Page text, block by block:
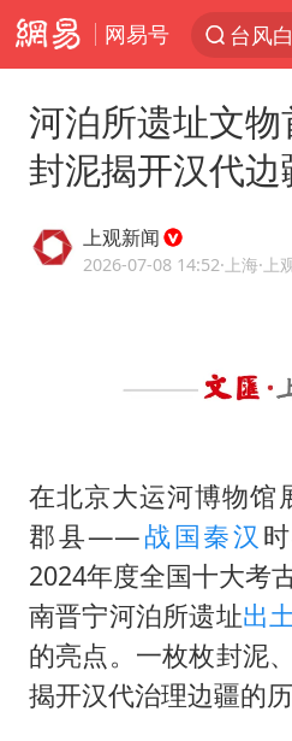
网易号
台风
浙江
四川
多所
张本
河泊所遗址文
封泥揭开汉代
上观新闻
2026-07-08 14:52·上海·上
在北京大运河博物馆
郡县——战国秦汉
2024年度全国十大
南晋宁河泊所遗址出
的亮点。一枚枚封泥
揭开汉代治理边疆的历